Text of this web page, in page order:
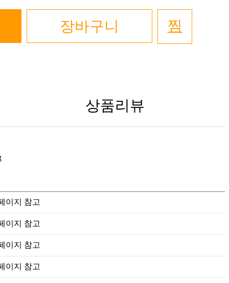
장바구니 찜
상품리뷰
이지 참고
이지 참고
이지 참고
이지 참고